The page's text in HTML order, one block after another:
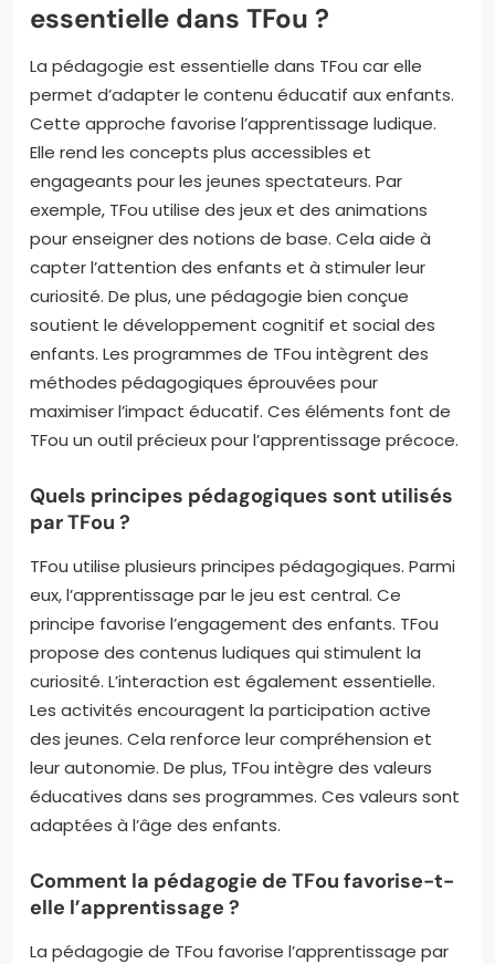
essentielle dans TFou ?
La pédagogie est essentielle dans TFou car elle
permet d’adapter le contenu éducatif aux enfants.
Cette approche favorise l’apprentissage ludique.
Elle rend les concepts plus accessibles et
engageants pour les jeunes spectateurs. Par
exemple, TFou utilise des jeux et des animations
pour enseigner des notions de base. Cela aide à
capter l’attention des enfants et à stimuler leur
curiosité. De plus, une pédagogie bien conçue
soutient le développement cognitif et social des
enfants. Les programmes de TFou intègrent des
méthodes pédagogiques éprouvées pour
maximiser l’impact éducatif. Ces éléments font de
TFou un outil précieux pour l’apprentissage précoce.
Quels principes pédagogiques sont utilisés
par TFou ?
TFou utilise plusieurs principes pédagogiques. Parmi
eux, l’apprentissage par le jeu est central. Ce
principe favorise l’engagement des enfants. TFou
propose des contenus ludiques qui stimulent la
curiosité. L’interaction est également essentielle.
Les activités encouragent la participation active
des jeunes. Cela renforce leur compréhension et
leur autonomie. De plus, TFou intègre des valeurs
éducatives dans ses programmes. Ces valeurs sont
adaptées à l’âge des enfants.
Comment la pédagogie de TFou favorise-t-
elle l’apprentissage ?
La pédagogie de TFou favorise l’apprentissage par